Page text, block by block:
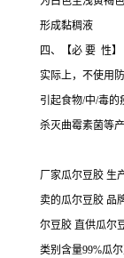
形成黏稠液
四、【必 要 性】
实际上，不使用
引起食物/中/毒
杀灭曲霉素菌等
厂家瓜尔豆胶 生
卖的瓜尔豆胶 品
尔豆胶 直供瓜尔
类别含量99%瓜